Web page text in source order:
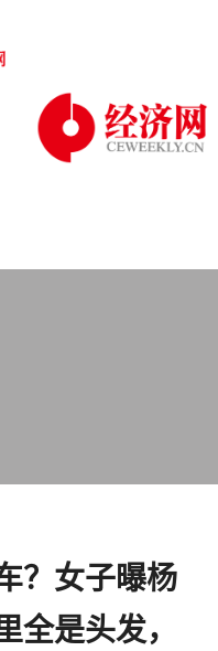
？女子曝杨
全是头发，